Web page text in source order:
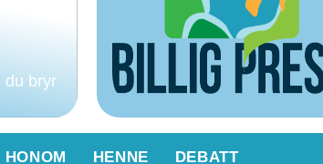
du bryr
HONOM HENNE DEBATT